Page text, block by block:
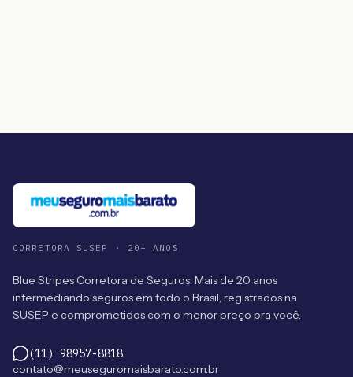
CORRETORA SUSEP · 20+ ANOS
Blue Stripes Corretora de Seguros. Mais de 20 anos
intermediando seguros em todo o Brasil, registrados na
SUSEP e comprometidos com o menor preço pra você.
(11) 98957-8818
contato@meuseguromaisbarato.com.br